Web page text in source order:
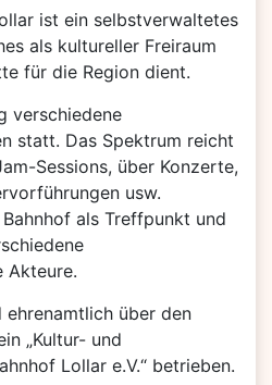
ist ein selbstverwaltetes
als kultureller Freiraum
für die Region dient.
verschiedene
statt. Das Spektrum reicht
Sessions, über Konzerte,
usw.
als Treffpunkt und
Akteure.
über den
„Kultur- und
Lollar e.V.“ betrieben.